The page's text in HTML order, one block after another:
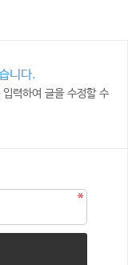
니다.
력하여 글을 수정할 수